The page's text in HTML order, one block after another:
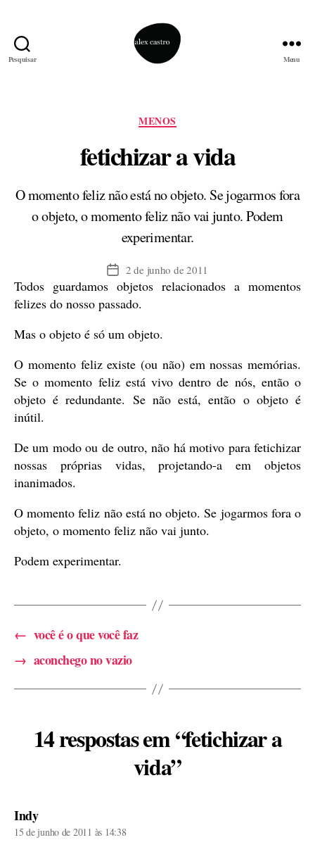
Pesquisar Menu
Categorias
MENOS
fetichizar a vida
O momento feliz não está no objeto. Se jogarmos fora
o objeto, o momento feliz não vai junto. Podem
experimentar.
Data
de
publicação
2 de junho de 2011
Todos guardamos objetos relacionados a momentos
felizes do nosso passado.
Mas o objeto é só um objeto.
O momento feliz existe (ou não) em nossas memórias.
Se o momento feliz está vivo dentro de nós, então o
objeto é redundante. Se não está, então o objeto é
inútil.
De um modo ou de outro, não há motivo para fetichizar
nossas próprias vidas, projetando-a em objetos
inanimados.
O momento feliz não está no objeto. Se jogarmos fora o
objeto, o momento feliz não vai junto.
Podem experimentar.
← você é o que você faz
→ aconchego no vazio
14 respostas em “fetichizar a
vida”
Indydiz:
15 de junho de 2011 às 14:38